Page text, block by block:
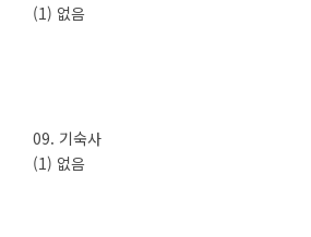
(1) 없음
09. 기숙사
(1) 없음